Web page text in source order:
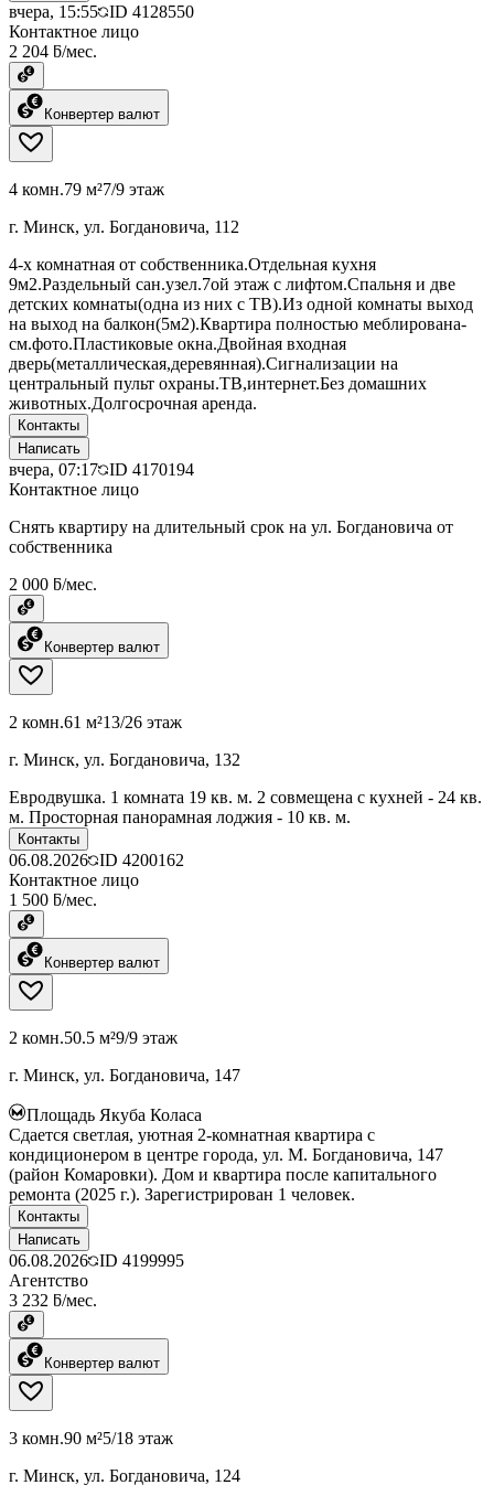
вчера, 15:55 ID 4128550
Контактное лицо
2 204 ƃ/мес.
Конвертер валют
4 комн.79 м²7/9 этаж
г. Минск, ул. Богдановича, 112
4-х комнатная от собственника.Отдельная кухня
9м2.Раздельный сан.узел.7ой этаж с лифтом.Спальня и две
детских комнаты(одна из них с ТВ).Из одной комнаты выход
на выход на балкон(5м2).Квартира полностью меблирована-
см.фото.Пластиковые окна.Двойная входная
дверь(металлическая,деревянная).Сигнализации на
центральный пульт охраны.ТВ,интернет.Без домашних
животных.Долгосрочная аренда.
Контакты
Написать
вчера, 07:17 ID 4170194
Контактное лицо
Снять квартиру на длительный срок на ул. Богдановича от
собственника
2 000 ƃ/мес.
Конвертер валют
2 комн.61 м²13/26 этаж
г. Минск, ул. Богдановича, 132
Евродвушка. 1 комната 19 кв. м. 2 совмещена с кухней - 24 кв.
м. Просторная панорамная лоджия - 10 кв. м.
Контакты
06.08.2026 ID 4200162
Контактное лицо
1 500 ƃ/мес.
Конвертер валют
2 комн.50.5 м²9/9 этаж
г. Минск, ул. Богдановича, 147
Площадь Якуба Коласа
Сдается светлая, уютная 2-комнатная квартира с
кондиционером в центре города, ул. М. Богдановича, 147
(район Комаровки). Дом и квартира после капитального
ремонта (2025 г.). Зарегистрирован 1 человек.
Контакты
Написать
06.08.2026 ID 4199995
Агентство
3 232 ƃ/мес.
Конвертер валют
3 комн.90 м²5/18 этаж
г. Минск, ул. Богдановича, 124